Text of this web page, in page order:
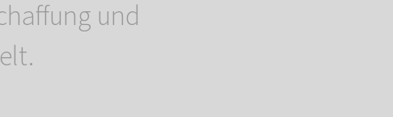
und